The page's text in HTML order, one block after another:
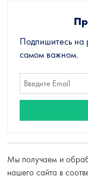
Подпишитесь на
самом важном.
Мы получаем и
нашего сайта в